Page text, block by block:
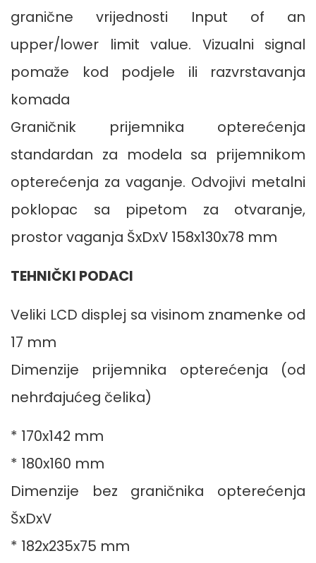
granične vrijednosti Input of an
upper/lower limit value. Vizualni signal
pomaže kod podjele ili razvrstavanja
komada
Graničnik prijemnika opterećenja
standardan za modela sa prijemnikom
opterećenja za vaganje. Odvojivi metalni
poklopac sa pipetom za otvaranje,
prostor vaganja ŠxDxV 158x130x78 mm
TEHNIČKI PODACI
Veliki LCD displej sa visinom znamenke od
17 mm
Dimenzije prijemnika opterećenja (od
nehrđajućeg čelika)
* 170x142 mm
* 180x160 mm
Dimenzije bez graničnika opterećenja
ŠxDxV
* 182x235x75 mm